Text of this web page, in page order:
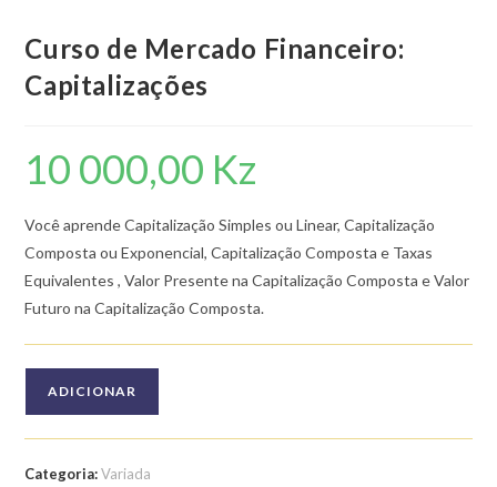
Curso de Mercado Financeiro:
Capitalizações
10 000,00 Kz
Você aprende Capitalização Simples ou Linear, Capitalização
Composta ou Exponencial, Capitalização Composta e Taxas
Equivalentes , Valor Presente na Capitalização Composta e Valor
Futuro na Capitalização Composta.
Curso
ADICIONAR
Categoria:Variada